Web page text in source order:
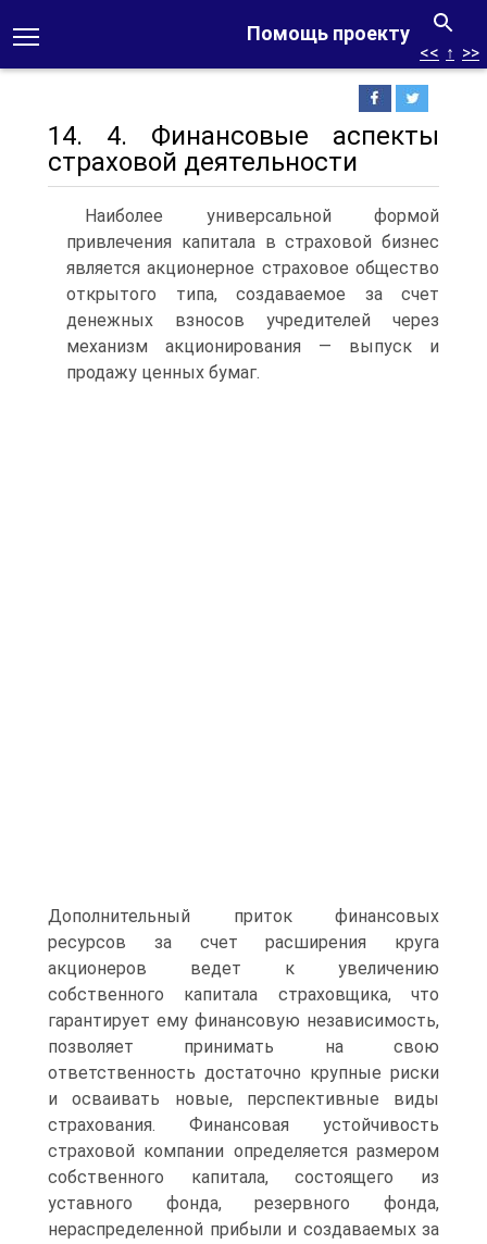
Помощь проекту
<< ↑ >>
14. 4. Финансовые аспекты
страховой деятельности
Наиболее универсальной формой
привлечения капитала в страховой бизнес
является акционерное страховое общество
открытого типа, создаваемое за счет
денежных взносов учредителей через
механизм акционирования — выпуск и
продажу ценных бумаг.
Дополнительный приток финансовых
ресурсов за счет расширения круга
акционеров ведет к увеличению
собственного капитала страховщика, что
гарантирует ему финансовую независимость,
позволяет принимать на свою
ответственность достаточно крупные риски
и осваивать новые, перспективные виды
страхования. Финансовая устойчивость
страховой компании определяется размером
собственного капитала, состоящего из
уставного фонда, резервного фонда,
нераспределенной прибыли и создаваемых за